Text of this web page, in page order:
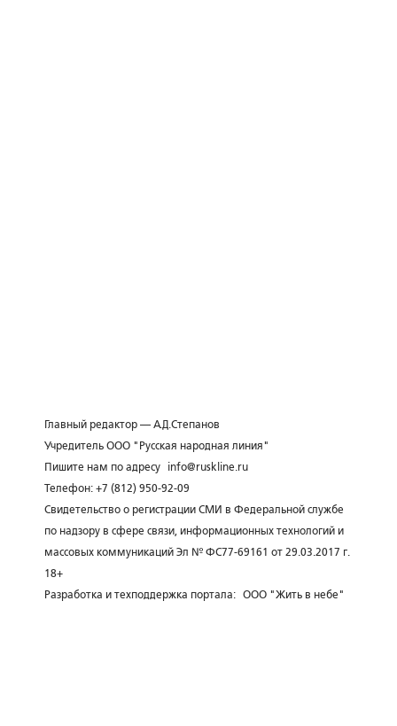
Главный редактор — А.Д.Степанов
Учредитель ООО "Русская народная линия"
Пишите нам по адресу
info@ruskline.ru
Телефон: +7 (812) 950-92-09
Свидетельство о регистрации СМИ в Федеральной службе
по надзору в сфере связи, информационных технологий и
массовых коммуникаций Эл № ФС77-69161 от 29.03.2017 г.
18+
Разработка и техподдержка портала: ООО "Жить в небе"